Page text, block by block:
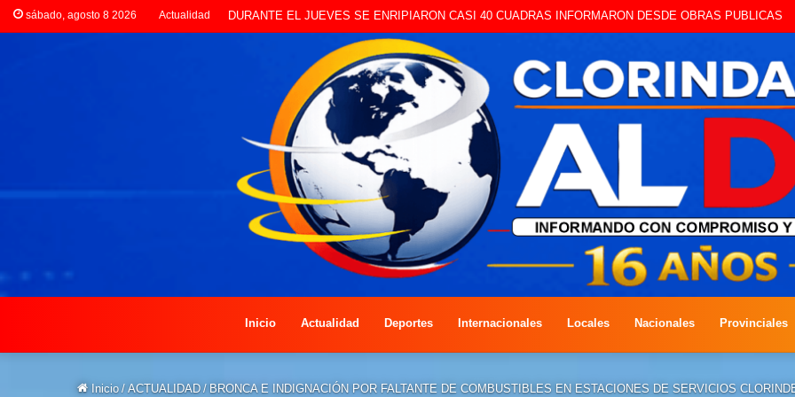
sábado, agosto 8 2026 Actualidad
Inicio Actualidad Deportes Internacionales Locales Nacionales Provinciales
Inicio / ACTUALIDAD / BRONCA E INDIGNACIÓN POR FALTANTE DE COMBUSTIBLES EN ESTACIONES DE SERVICIOS